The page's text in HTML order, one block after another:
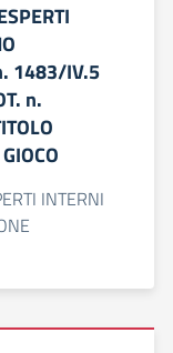
1483/IV.5
n.
INTERNI